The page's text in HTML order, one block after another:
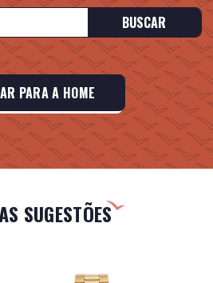
BUSCAR
PARA A HOME
SUGESTÕES